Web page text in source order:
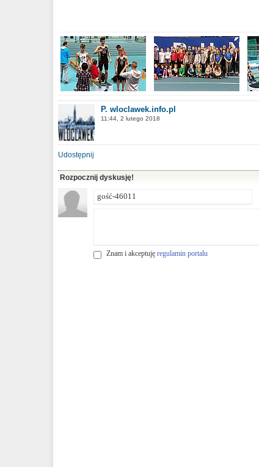
P. wloclawek.info.pl
11:44, 2 lutego 2018
Udostępnij
Rozpocznij dyskusję!
Znam i akceptuję regulamin portalu